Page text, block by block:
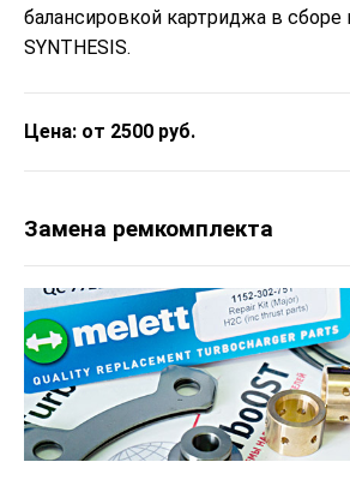
балансировкой картриджа в сборе
SYNTHESIS.
Цена: от 2500 руб.
Замена ремкомплекта